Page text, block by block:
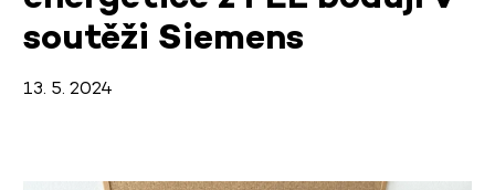
soutěži Siemens
13. 5. 2024